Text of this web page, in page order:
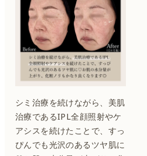
シミ治療を続けながら、美肌
治療であるIPL全顔照射やケ
アシスを続けたことで、すっ
ぴんでも光沢のあるツヤ肌に